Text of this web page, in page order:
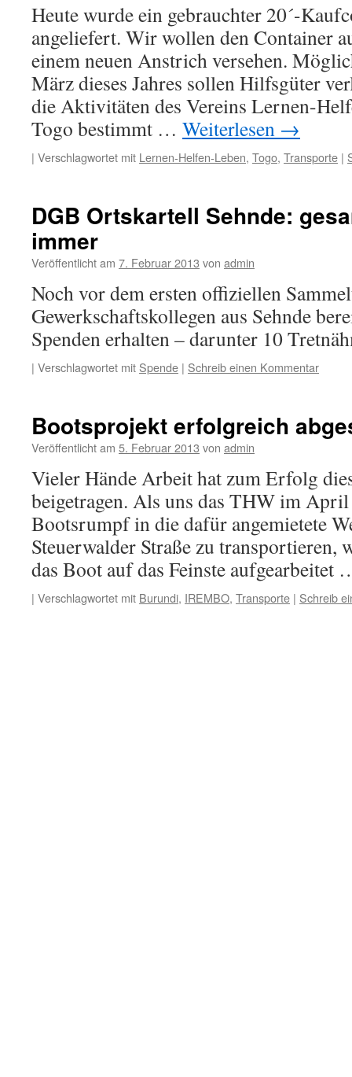
Heute wurde ein gebrauchter 20´-
angeliefert. Wir wollen den Container
einem neuen Anstrich versehen.
März dieses Jahres sollen Hilfsgüter
die Aktivitäten des Vereins Lernen-
Togo bestimmt … Weiterlesen →
| Verschlagwortet mit Lernen-Helfen-Leben, Togo, Transporte |
DGB Ortskartell Sehnde:
immer
Veröffentlicht am 7. Februar 2013 von admin
Noch vor dem ersten offiziellen
Gewerkschaftskollegen aus Sehnde
Spenden erhalten – darunter 10
| Verschlagwortet mit Spende | Schreib einen Kommentar
Bootsprojekt erfolgreich
Veröffentlicht am 5. Februar 2013 von admin
Vieler Hände Arbeit hat zum Erfolg
beigetragen. Als uns das THW im
Bootsrumpf in die dafür angemietete
Steuerwalder Straße zu transportieren,
das Boot auf das Feinste
| Verschlagwortet mit Burundi, IREMBO, Transporte | Schreib